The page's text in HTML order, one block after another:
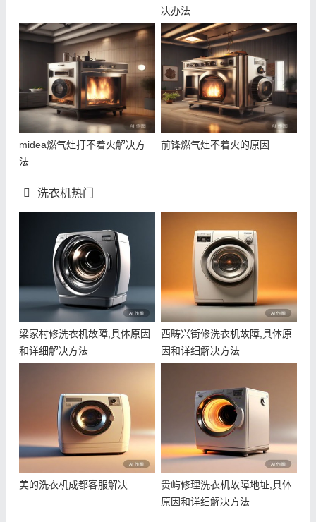
决办法
midea燃气灶打不着火解决方
法
前锋燃气灶不着火的原因
洗衣机热门
梁家村修洗衣机故障,具体原因
和详细解决方法
西畴兴街修洗衣机故障,具体原
因和详细解决方法
美的洗衣机成都客服解决
贵屿修理洗衣机故障地址,具体
原因和详细解决方法